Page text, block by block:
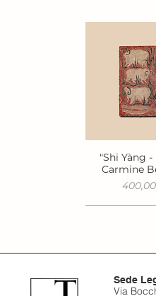
Vista
"Shi Yàng -
Carmine
Prezzo
Sede
Via